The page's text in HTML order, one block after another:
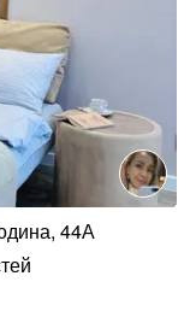
44А